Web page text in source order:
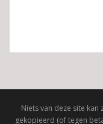
Niets van deze site
gekopieerd (of tegen